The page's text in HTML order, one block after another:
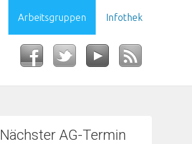
Arbeitsgruppen Infothek
Nächster AG-Termin